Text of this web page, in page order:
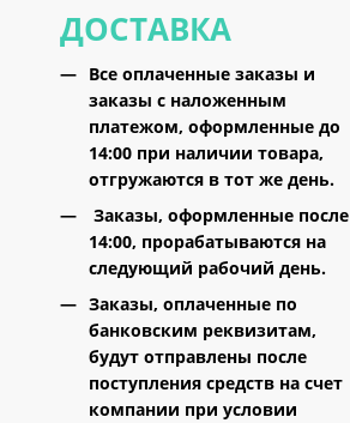
ДОСТАВКА
Все оплаченные заказы и
заказы с наложенным
платежом, оформленные до
14:00 при наличии товара,
отгружаются в тот же день.
Заказы, оформленные после
14:00, прорабатываются на
следующий рабочий день.
Заказы, оплаченные по
банковским реквизитам,
будут отправлены после
поступления средств на счет
компании при условии